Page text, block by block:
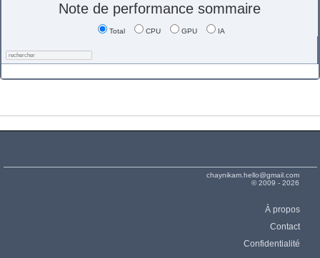
Note de performance sommaire
Total CPU GPU IA
chaynikam.hello@gmail.com
© 2009 - 2026
À propos
Contact
Confidentialité